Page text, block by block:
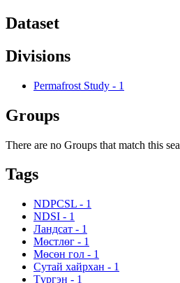
Dataset
Divisions
Permafrost Study - 1
Groups
There are no Groups that match this
Tags
NDPCSL - 1
NDSI - 1
Ландсат - 1
Мөстлөг - 1
Мөсөн гол - 1
Сутай хайрхан - 1
Түргэн - 1